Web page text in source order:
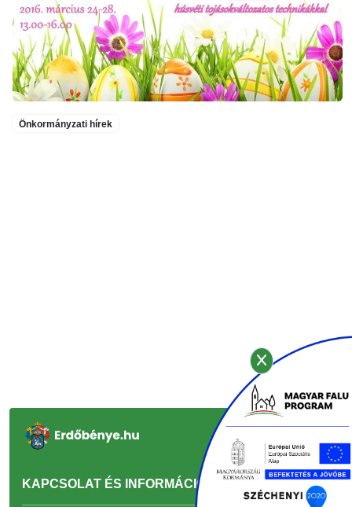
Önkormányzati hírek
KAPCSOLAT ÉS INFORMÁCIÓ